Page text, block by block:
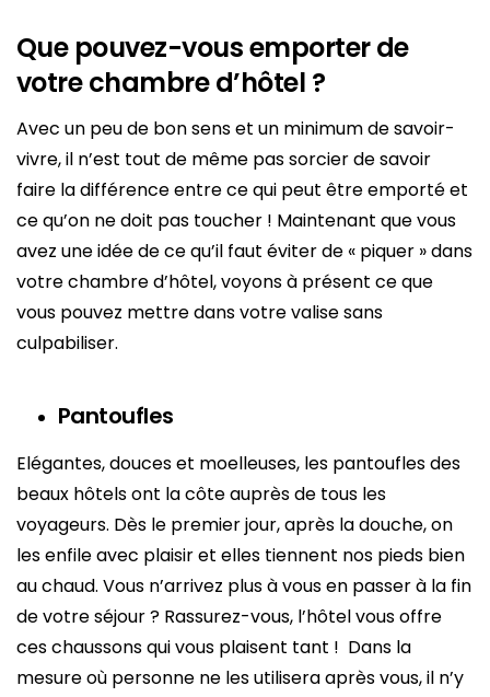
Que pouvez-vous emporter de
votre chambre d’hôtel ?
Avec un peu de bon sens et un minimum de savoir-
vivre, il n’est tout de même pas sorcier de savoir
faire la différence entre ce qui peut être emporté et
ce qu’on ne doit pas toucher ! Maintenant que vous
avez une idée de ce qu’il faut éviter de « piquer » dans
votre chambre d’hôtel, voyons à présent ce que
vous pouvez mettre dans votre valise sans
culpabiliser.
Pantoufles
Elégantes, douces et moelleuses, les pantoufles des
beaux hôtels ont la côte auprès de tous les
voyageurs. Dès le premier jour, après la douche, on
les enfile avec plaisir et elles tiennent nos pieds bien
au chaud. Vous n’arrivez plus à vous en passer à la fin
de votre séjour ? Rassurez-vous, l’hôtel vous offre
ces chaussons qui vous plaisent tant ! Dans la
mesure où personne ne les utilisera après vous, il n’y